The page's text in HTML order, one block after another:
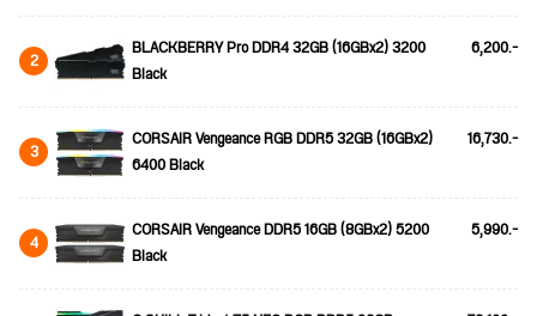
2
BLACKBERRY Pro DDR4 32GB (16GBx2) 3200
Black
6,200.-
3
CORSAIR Vengeance RGB DDR5 32GB (16GBx2)
6400 Black
16,730.-
4
CORSAIR Vengeance DDR5 16GB (8GBx2) 5200
Black
5,990.-